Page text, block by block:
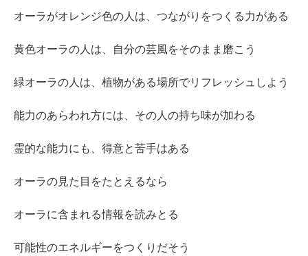
オーラがオレンジ色の人は、つながりをつくる力がある
黄色オーラの人は、自分の芸風をそのまま磨こう
緑オーラの人は、植物がある場所でリフレッシュしよう
能力のあらわれ方には、その人の持ち味が加わる
霊的な能力にも、得意と苦手はある
オーラの見た目をたとえるなら
オーラに含まれる情報を読みとる
可能性のエネルギーをつくりだそう